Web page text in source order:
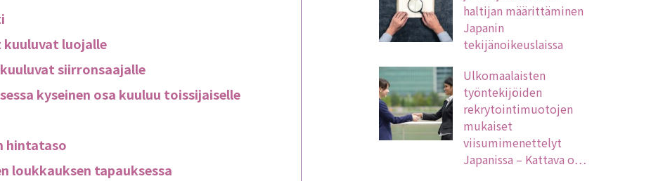
luojalle
siirronsaajalle
kyseinen osa kuuluu toissijaiselle
hintataso
loukkauksen tapauksessa
haltijan määrittäminen
Japanin
tekijänoikeuslaissa
Ulkomaalaisten
työntekijöiden
rekrytointimuotojen
mukaiset
viisumimenettelyt
Japanissa – Kattava o…